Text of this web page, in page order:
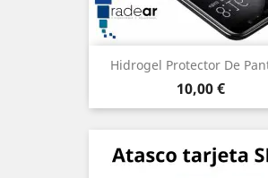
Hidrogel Protector De
Precio
10,00 €